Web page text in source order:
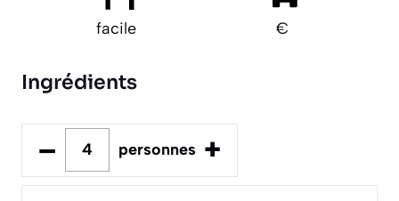
facile €
Ingrédients
– personnes +